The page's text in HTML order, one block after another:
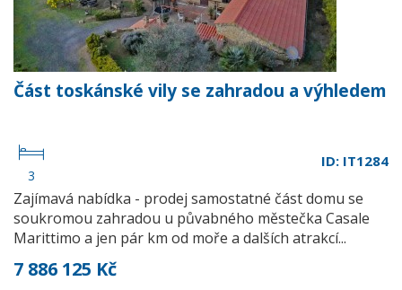
Část toskánské vily se zahradou a výhledem
3
ID: IT1284
Zajímavá nabídka - prodej samostatné část domu se
soukromou zahradou u půvabného městečka Casale
Marittimo a jen pár km od moře a dalších atrakcí...
7 886 125 Kč